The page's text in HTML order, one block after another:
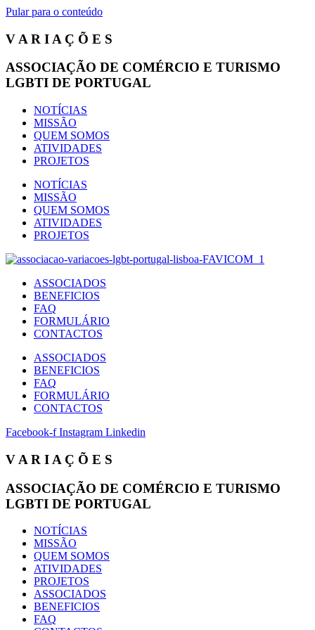
Pular para o conteúdo
V A R I A Ç Õ E S
ASSOCIAÇÃO DE COMÉRCIO E TURISMO
LGBTI DE PORTUGAL
NOTÍCIAS
MISSÃO
QUEM SOMOS
ATIVIDADES
PROJETOS
NOTÍCIAS
MISSÃO
QUEM SOMOS
ATIVIDADES
PROJETOS
ASSOCIADOS
BENEFICIOS
FAQ
FORMULÁRIO
CONTACTOS
ASSOCIADOS
BENEFICIOS
FAQ
FORMULÁRIO
CONTACTOS
Facebook-f Instagram Linkedin
V A R I A Ç Õ E S
ASSOCIAÇÃO DE COMÉRCIO E TURISMO
LGBTI DE PORTUGAL
NOTÍCIAS
MISSÃO
QUEM SOMOS
ATIVIDADES
PROJETOS
ASSOCIADOS
BENEFICIOS
FAQ